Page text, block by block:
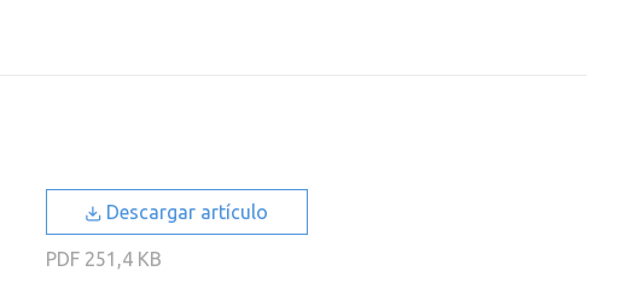
Descargar artículo
PDF251,4 KB